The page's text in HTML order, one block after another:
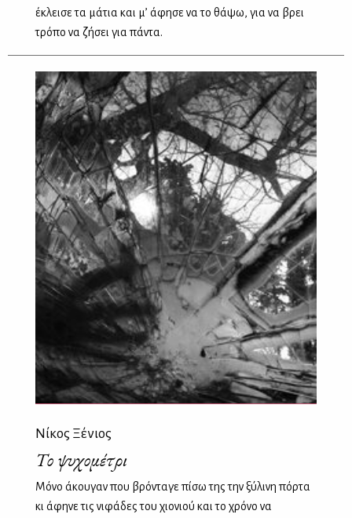
έκλεισε τα μάτια και μ’ άφησε να το θάψω, για να βρει
τρόπο να ζήσει για πάντα.
Νίκος Ξένιος
Το ψυχομέτρι
Μόνο άκουγαν που βρόνταγε πίσω της την ξύλινη πόρτα
κι άφηνε τις νιφάδες του χιονιού και το χρόνο να